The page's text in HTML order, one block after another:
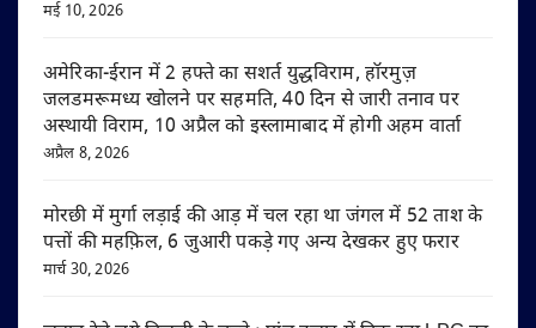
मई 10, 2026
अमेरिका-ईरान में 2 हफ्ते का सशर्त युद्धविराम, हॉरमुज़
जलडमरूमध्य खोलने पर सहमति, 40 दिन से जारी तनाव पर
अस्थायी विराम, 10 अप्रैल को इस्लामाबाद में होगी अहम वार्ता
अप्रैल 8, 2026
मोरछी में मुर्गा लड़ाई की आड़ में चल रहा था जंगल में 52 ताश के
पत्तों की महफ़िल, 6 जुआरी पकड़े गए अन्य देखकर हुए फरार
मार्च 30, 2026